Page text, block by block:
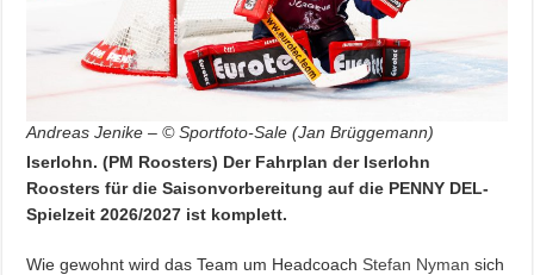
Andreas Jenike – © Sportfoto-Sale (Jan Brüggemann)
Iserlohn. (PM Roosters) Der Fahrplan der Iserlohn
Roosters für die Saisonvorbereitung auf die PENNY DEL-
Spielzeit 2026/2027 ist komplett.
Wie gewohnt wird das Team um Headcoach Stefan Nyman sich